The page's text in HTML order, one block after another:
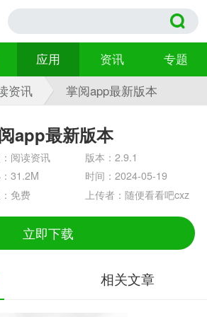
应用 资讯
专题
资讯
掌阅app最新版本
app最新版本
阅读资讯
版本：2.9.1
31.2M
时间：2024-05-19
免费
上传者：随便看看吧cxz
立即下载
相关文章